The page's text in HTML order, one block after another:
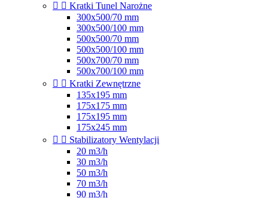
  Kratki Tunel Narożne
300x500/70 mm
300x500/100 mm
500x500/70 mm
500x500/100 mm
500x700/70 mm
500x700/100 mm
  Kratki Zewnętrzne
135x195 mm
175x175 mm
175x195 mm
175x245 mm
  Stabilizatory Wentylacji
20 m3/h
30 m3/h
50 m3/h
70 m3/h
90 m3/h